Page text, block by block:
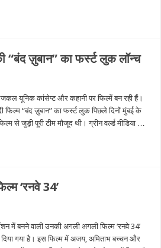
“बंद ज़ुबान” का फर्स्ट लुक लॉन्च
यूनिक कांसेप्ट और कहानी पर फिल्में बन रही हैं।
फिल्म “बंद ज़ुबान” का फर्स्ट लुक पिछले दिनों मुंबई के
से जुड़ी पूरी टीम मौजूद थी। ग्रीन वर्ल्ड मीडिया …
‘रनवे 34’
में बनने वाली उनकी अगली अगली फिल्म ‘रनवे 34’
गया है। इस फिल्म में अजय, अमिताभ बच्चन और